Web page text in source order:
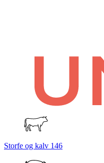
Storfe og kalv 146